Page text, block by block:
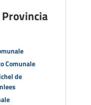
Comunale
de